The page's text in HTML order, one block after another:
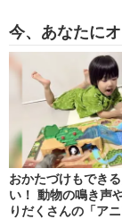
今、あなたに
おかたづけもでき
い！ 動物の鳴き声
りだくさんの「ア